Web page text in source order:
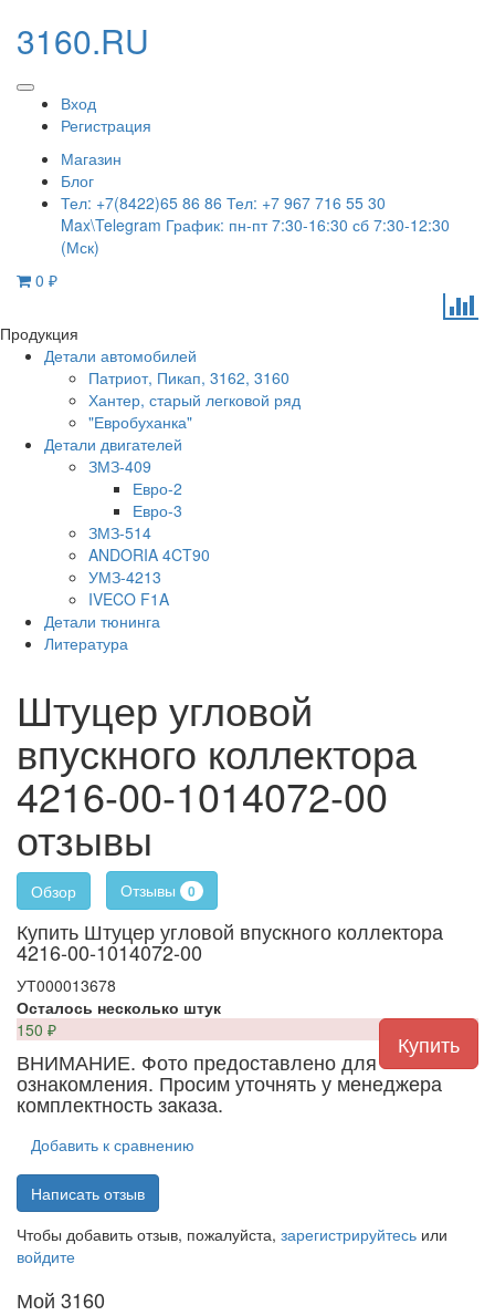
3160.RU
Вход
Регистрация
Магазин
Блог
Тел: +7(8422)65 86 86 Тел: +7 967 716 55 30
Max\Telegram График: пн-пт 7:30-16:30 сб 7:30-12:30
(Мск)
0 ₽
Продукция
Детали автомобилей
Патриот, Пикап, 3162, 3160
Хантер, старый легковой ряд
"Евробуханка"
Детали двигателей
ЗМЗ-409
Евро-2
Евро-3
ЗМЗ-514
ANDORIA 4CT90
УМЗ-4213
IVECO F1A
Детали тюнинга
Литература
Штуцер угловой
впускного коллектора
4216-00-1014072-00
отзывы
Обзор Отзывы 0
Купить Штуцер угловой впускного коллектора
4216-00-1014072-00
УТ000013678
Осталось несколько штук
150 ₽
ВНИМАНИЕ. Фото предоставлено для
ознакомления. Просим уточнять у менеджера
комплектность заказа.
Добавить к сравнению
Написать отзыв
Чтобы добавить отзыв, пожалуйста, зарегистрируйтесь или
войдите
Мой 3160